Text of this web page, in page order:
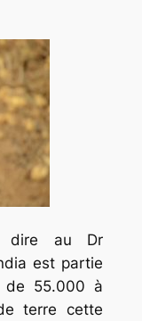
dire au Dr
est partie
de 55.000 à
terre cette